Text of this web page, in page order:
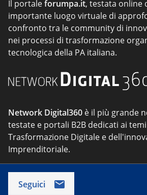
Il portaleforumpa.it, testata online
importante luogo virtuale di
confronto tra le community di
nei processi di trasformazione
tecnologica della PA italiana.
Network Digital360 è il più grande
testate e portali B2B dedicati ai
Trasformazione Digitale e
Imprenditoriale.
Seguici